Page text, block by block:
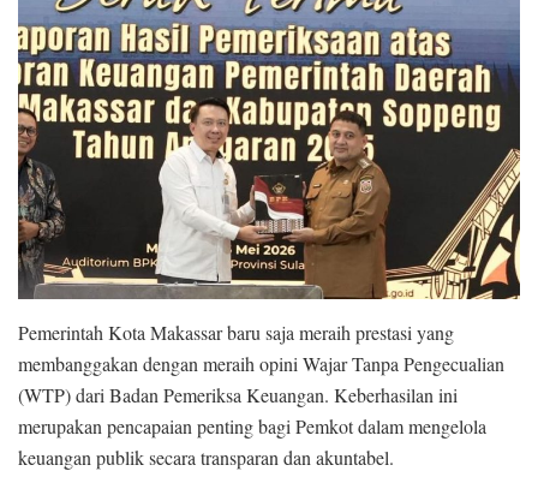
Pemerintah Kota Makassar baru saja meraih prestasi yang
membanggakan dengan meraih opini Wajar Tanpa Pengecualian
(WTP) dari Badan Pemeriksa Keuangan. Keberhasilan ini
merupakan pencapaian penting bagi Pemkot dalam mengelola
keuangan publik secara transparan dan akuntabel.